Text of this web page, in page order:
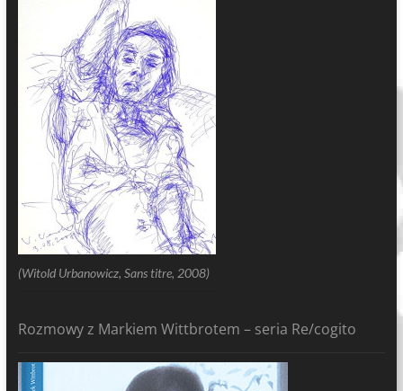
(Witold Urbanowicz, Sans titre, 2008)
Rozmowy z Markiem Wittbrotem – seria Re/cogito